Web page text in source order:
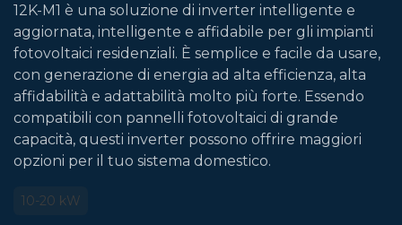
12K-M1 è una soluzione di inverter intelligente e
aggiornata, intelligente e affidabile per gli impianti
fotovoltaici residenziali. È semplice e facile da usare,
con generazione di energia ad alta efficienza, alta
affidabilità e adattabilità molto più forte. Essendo
compatibili con pannelli fotovoltaici di grande
capacità, questi inverter possono offrire maggiori
opzioni per il tuo sistema domestico.
10-20 kW